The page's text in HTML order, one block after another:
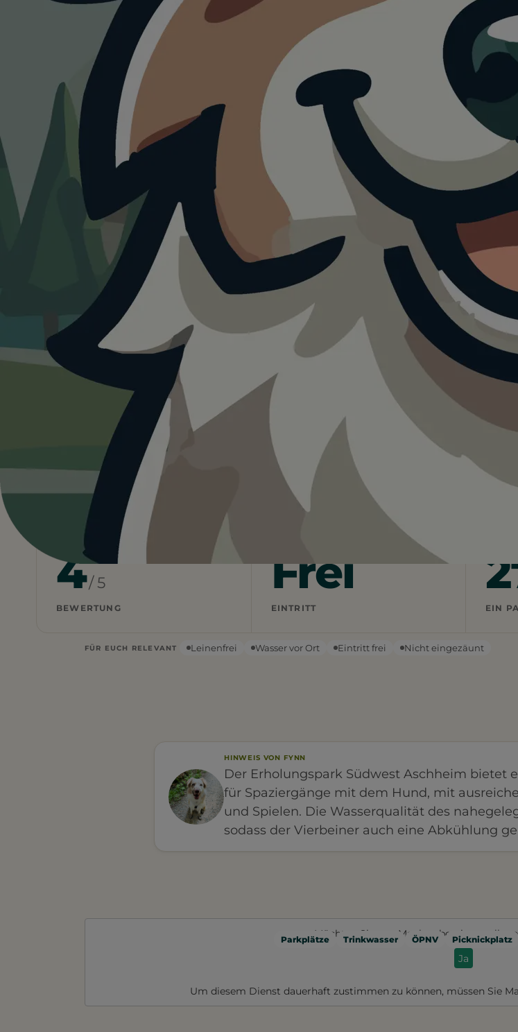
HUNDEAUSLAUF
Erholungspark
Südwest
Deutschland … Erholungspark Südwest Aschheim
Heute istein guter Tag für Erholungspark
27°C und trocken. Wasser vor Ort. Gute Bedingungen für euren Ausflug.
Wetterdaten: OpenWeatherMap
4/ 5
BEWERTUNG
Frei
EINTRITT EIN
FÜR EUCH RELEVANT Leinenfrei Wasser vor Ort Eintritt frei Nicht eingezäunt
HINWEIS VON FYNN
Der Erholungspark Südwest Aschheim bietet
für Spaziergänge mit dem Hund, mit
und Spielen. Die Wasserqualität des
sodass der Vierbeiner auch eine Abkühlung
Parkplätze Trinkwasser ÖPNV Picknickplatz
Möchten Sie von Mapbox bereitgestellte
Ja
Um diesem Dienst dauerhaft zustimmen zu können, müssen Sie